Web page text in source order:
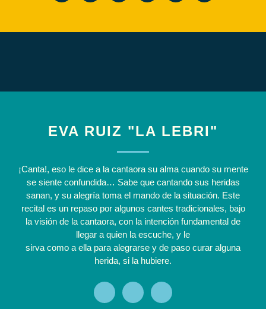
EVA RUIZ "LA LEBRI"
¡Canta!, eso le dice a la cantaora su alma cuando su mente
se siente confundida… Sabe que cantando sus heridas
sanan, y su alegría toma el mando de la situación. Este
recital es un repaso por algunos cantes tradicionales, bajo
la visión de la cantaora, con la intención fundamental de
llegar a quien la escuche, y le
sirva como a ella para alegrarse y de paso curar alguna
herida, si la hubiere.